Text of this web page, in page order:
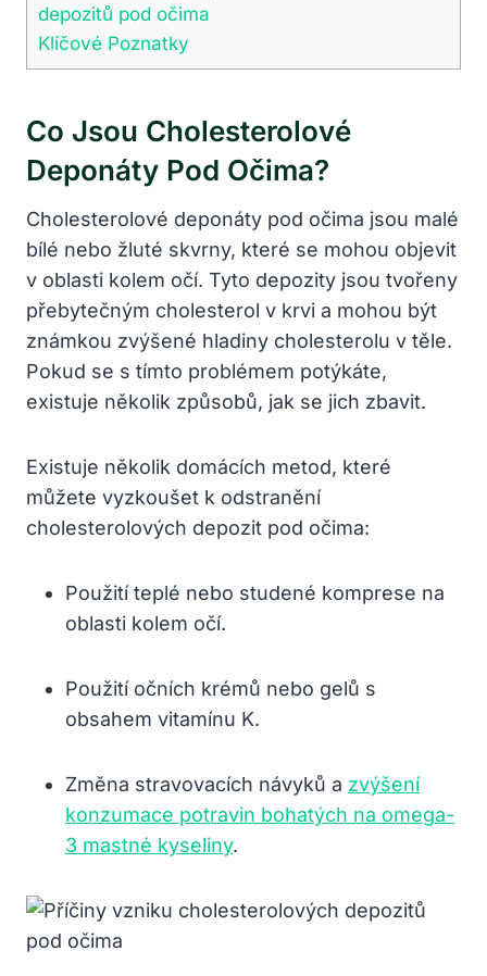
depozitů pod očima
Klíčové Poznatky
Co Jsou Cholesterolové
Deponáty Pod Očima?
Cholesterolové deponáty pod očima jsou malé
bílé nebo žluté skvrny, které se mohou objevit
v oblasti kolem očí. Tyto depozity jsou tvořeny
přebytečným cholesterol v krvi a mohou být
známkou zvýšené hladiny cholesterolu v těle.
Pokud se s tímto problémem potýkáte,
existuje několik způsobů, jak se jich zbavit.
Existuje několik domácích metod, které
můžete vyzkoušet k odstranění
cholesterolových depozit pod očima:
Použití teplé nebo studené komprese na
oblasti kolem očí.
Použití očních krémů nebo gelů s
obsahem vitamínu K.
Změna stravovacích návyků a zvýšení
konzumace potravin bohatých na omega-
3 mastné kyseliny.